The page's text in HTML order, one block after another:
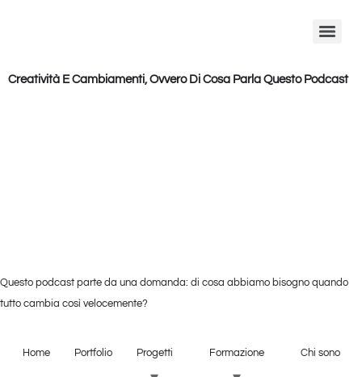
Creatività E Cambiamenti, Ovvero Di Cosa Parla Questo Podcast
Questo podcast parte da una domanda: di cosa abbiamo bisogno quando
tutto cambia così velocemente?
Home Portfolio Progetti Formazione Chi sono